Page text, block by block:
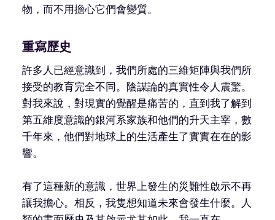
物，而不用擔心它們會變質。
重寫歷史
許多人已經意識到，我們所處的三維矩陣與我們所
接受的教育完全不同。陰謀論的真實性令人震驚。
對我來說，對現實的覺醒是痛苦的，直到我了解到
第五維度意識的銀河系家族和他們的升天主宰，數
千年來，他們對地球上的生活產生了實實在在的影
響。
有了這種新的意識，世界上發生的災難性啟示不再
讓我擔心。相反，我隻想知道未來會發生什麼。人